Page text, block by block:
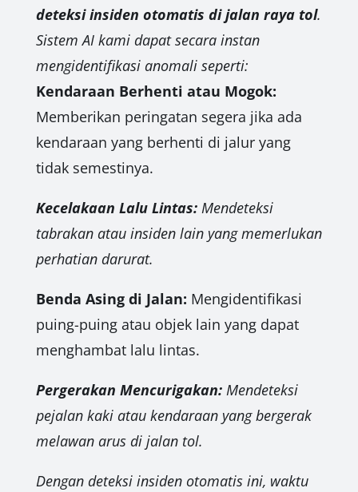
deteksi insiden otomatis di jalan raya tol.
Sistem AI kami dapat secara instan
mengidentifikasi anomali seperti:
Kendaraan Berhenti atau Mogok:
Memberikan peringatan segera jika ada
kendaraan yang berhenti di jalur yang
tidak semestinya.
Kecelakaan Lalu Lintas:Mendeteksi
tabrakan atau insiden lain yang memerlukan
perhatian darurat.
Benda Asing di Jalan: Mengidentifikasi
puing-puing atau objek lain yang dapat
menghambat lalu lintas.
Pergerakan Mencurigakan:Mendeteksi
pejalan kaki atau kendaraan yang bergerak
melawan arus di jalan tol.
Dengan deteksi insiden otomatis ini, waktu